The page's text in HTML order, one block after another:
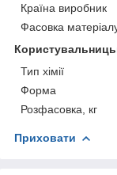
Країна виробник
Фасовка
Тип хімії
Форма
Розфасовка, кг
Приховати